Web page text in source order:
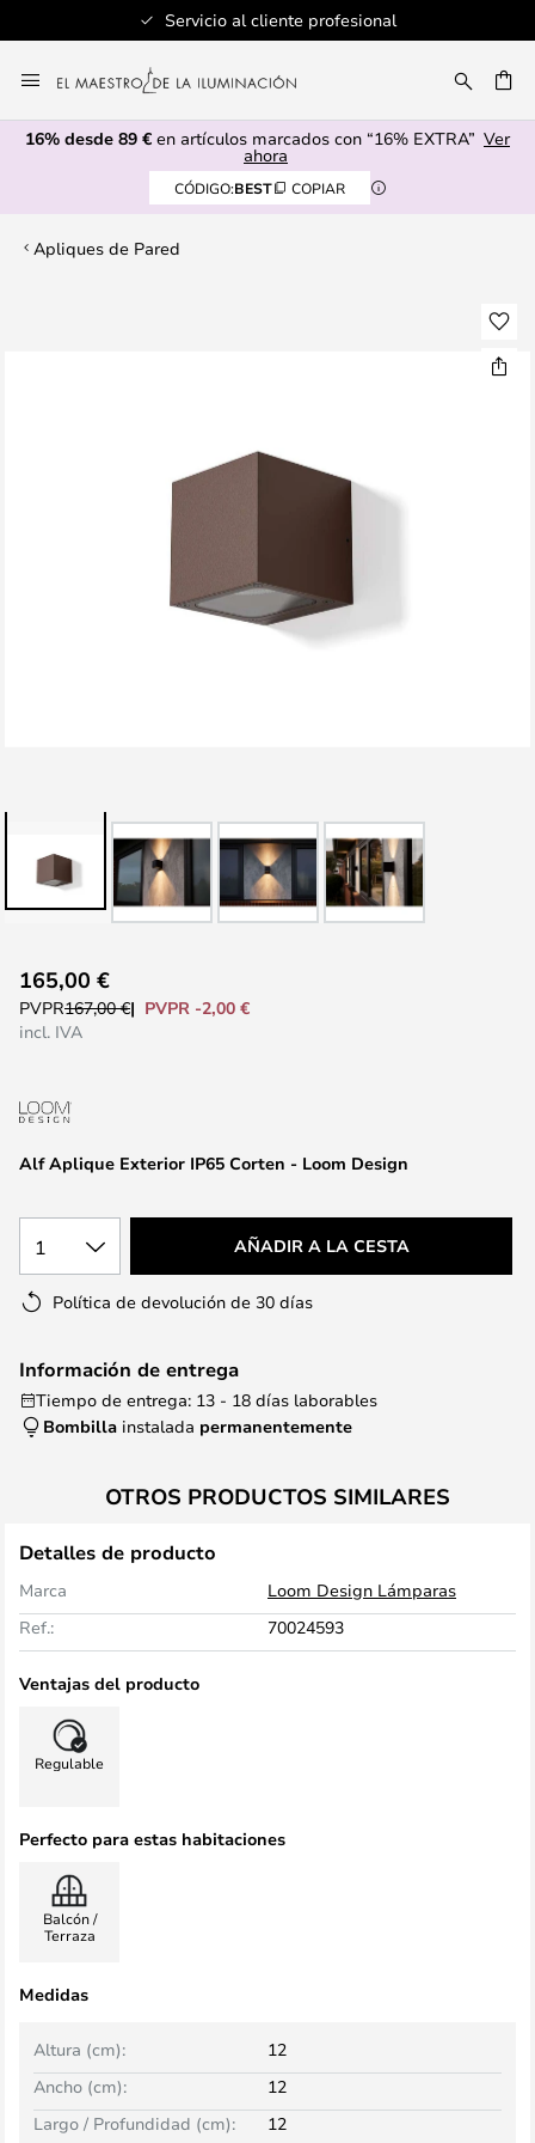
Servicio al cliente profesional
al
contenido
16% desde 89 € en artículos marcados con “16% EXTRA” Ver
ahora
CÓDIGO:BEST COPIAR
Apliques de Pared
comienzo
galería
imágenes
Alf Aplique Exterior IP65 Corten - Loom Design
165,00 €
PVPR167,00 €
PVPR -2,00 €
incl. IVA
1 AÑADIR A LA CESTA
Política de devolución de 30 días
Información de entrega
Tiempo de entrega: 13 - 18 días laborables
Bombilla instalada permanentemente
OTROS PRODUCTOS SIMILARES
Detalles de producto
Marca
Loom Design Lámparas
Ref.:
70024593
Ventajas del producto
Regulable
Perfecto para estas habitaciones
Balcón /
Terraza
Medidas
Ancho (cm): 12
Altura (cm): 12
Largo / Profundidad (cm): 12